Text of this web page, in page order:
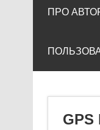
ПРО